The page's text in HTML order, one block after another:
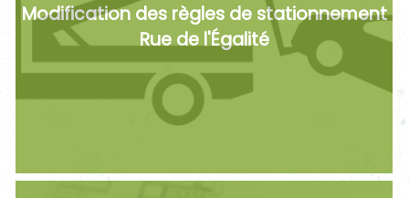
Modification des règles de stationnement
Rue de l'Égalité